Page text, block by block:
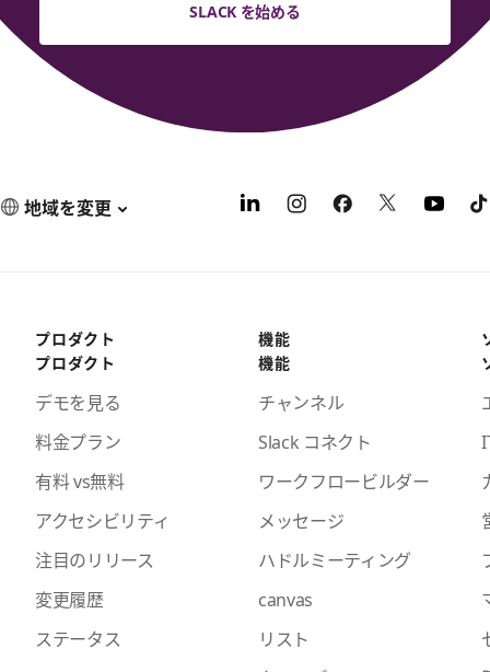
SLACK を始める
地域を変更
プロダクト
プロダクト
デモを見る
料金プラン
有料 vs無料
アクセシビリティ
注目のリリース
変更履歴
ステータス
機能
機能
チャンネル
Slack コネクト
ワークフロービルダー
メッセージ
ハドルミーティング
canvas
リスト